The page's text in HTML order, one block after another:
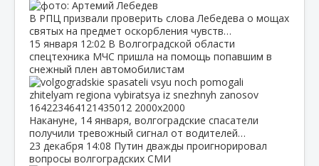
В РПЦ призвали проверить слова Лебедева о мощах
святых на предмет оскорбления чувств…
15 января 12:02 В Волгоградской области
спецтехника МЧС пришла на помощь попавшим в
снежный плен автомобилистам
Накануне, 14 января, волгоградские спасатели
получили тревожный сигнал от водителей…
23 декабря 14:08 Путин дважды проигнорировал
вопросы волгоградских СМИ